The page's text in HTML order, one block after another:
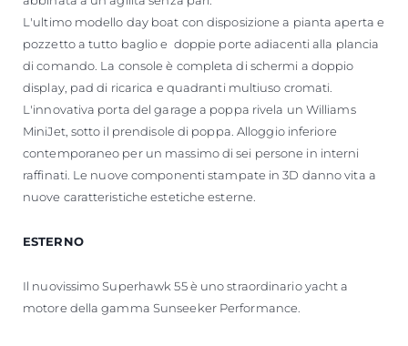
L'ultimo modello day boat con disposizione a pianta aperta e
pozzetto a tutto baglio e doppie porte adiacenti alla plancia
di comando. La console è completa di schermi a doppio
display, pad di ricarica e quadranti multiuso cromati.
L'innovativa porta del garage a poppa rivela un Williams
MiniJet, sotto il prendisole di poppa. Alloggio inferiore
contemporaneo per un massimo di sei persone in interni
raffinati. Le nuove componenti stampate in 3D danno vita a
nuove caratteristiche estetiche esterne.
ESTERNO
Il nuovissimo Superhawk 55 è uno straordinario yacht a
motore della gamma Sunseeker Performance.